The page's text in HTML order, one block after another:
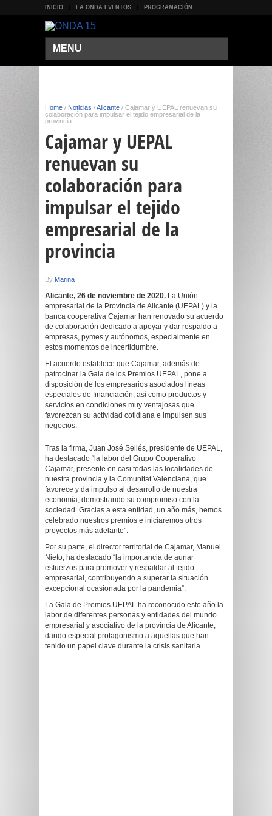
INICIO LA ONDA EVENTOS PROGRAMACIÓN
MENU
Home / Noticias /Alicante / Cajamar y UEPAL renuevan su
colaboración para impulsar el tejido empresarial de la
provincia
Cajamar y UEPAL
renuevan su
colaboración para
impulsar el tejido
empresarial de la
provincia
By Marina
Alicante, 26 de noviembre de 2020. La Unión
empresarial de la Provincia de Alicante (UEPAL) y la
banca cooperativa Cajamar han renovado su acuerdo
de colaboración dedicado a apoyar y dar respaldo a
empresas, pymes y autónomos, especialmente en
estos momentos de incertidumbre.
El acuerdo establece que Cajamar, además de
patrocinar la Gala de los Premios UEPAL, pone a
disposición de los empresarios asociados líneas
especiales de financiación, así como productos y
servicios en condiciones muy ventajosas que
favorezcan su actividad cotidiana e impulsen sus
negocios.
Tras la firma, Juan José Sellés, presidente de UEPAL,
ha destacado “la labor del Grupo Cooperativo
Cajamar, presente en casi todas las localidades de
nuestra provincia y la Comunitat Valenciana, que
favorece y da impulso al desarrollo de nuestra
economía, demostrando su compromiso con la
sociedad. Gracias a esta entidad, un año más, hemos
celebrado nuestros premios e iniciaremos otros
proyectos más adelante”.
Por su parte, el director territorial de Cajamar, Manuel
Nieto, ha destacado “la importancia de aunar
esfuerzos para promover y respaldar al tejido
empresarial, contribuyendo a superar la situación
excepcional ocasionada por la pandemia”.
La Gala de Premios UEPAL ha reconocido este año la
labor de diferentes personas y entidades del mundo
empresarial y asociativo de la provincia de Alicante,
dando especial protagonismo a aquellas que han
tenido un papel clave durante la crisis sanitaria.